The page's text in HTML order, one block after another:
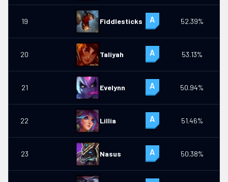
19 Fiddlesticks 52.39%
20 Taliyah 53.13%
21 Evelynn 50.94%
22 Lillia 51.46%
23 Nasus 50.38%